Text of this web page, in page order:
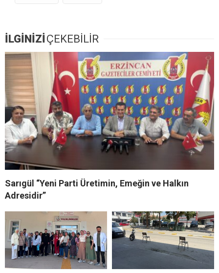
İLGİNİZİ ÇEKEBİLİR
Sarıgül “Yeni Parti Üretimin, Emeğin ve Halkın
Adresidir”